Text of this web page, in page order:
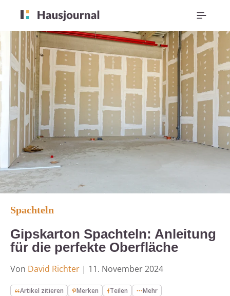
Spachteln
Gipskarton Spachteln: Anleitung
für die perfekte Oberfläche
Von David Richter | 11. November 2024
Artikel zitieren Merken Teilen Mehr